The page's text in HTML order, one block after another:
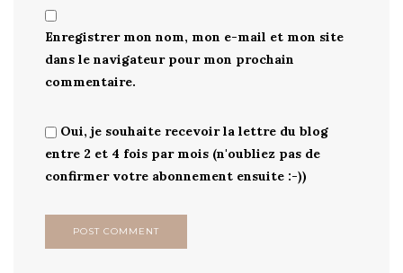
Enregistrer mon nom, mon e-mail et mon site
dans le navigateur pour mon prochain
commentaire.
Oui, je souhaite recevoir la lettre du blog
entre 2 et 4 fois par mois (n'oubliez pas de
confirmer votre abonnement ensuite :-))